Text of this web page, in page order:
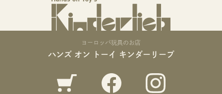
ヨーロッパ玩具のお店
ハンズ オン トーイ キンダーリープ